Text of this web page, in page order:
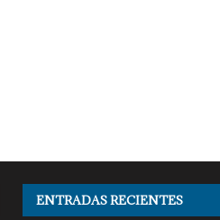
ENTRADAS RECIENTES